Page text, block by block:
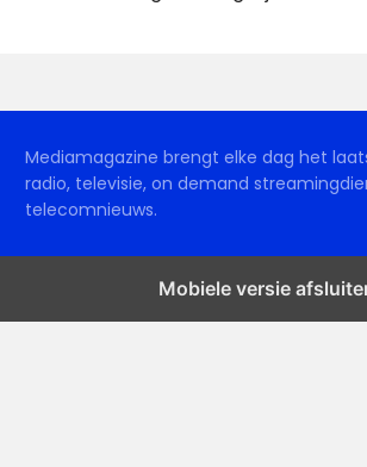
Mediamagazine brengt elke dag het
radio, televisie, on demand
telecomnieuws.
Mobiele versie